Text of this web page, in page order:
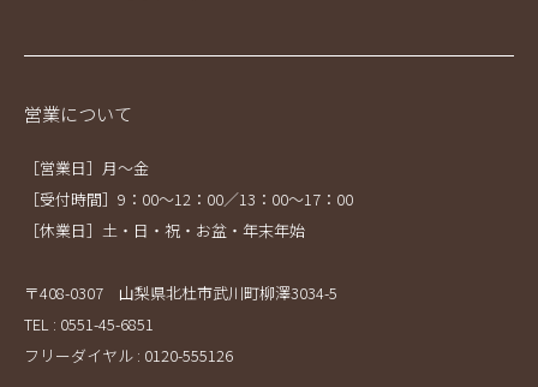
営業について
［営業日］月～金
［受付時間］9：00～12：00／13：00～17：00
［休業日］土・日・祝・お盆・年末年始
〒408-0307 山梨県北杜市武川町柳澤3034-5
TEL : 0551-45-6851
フリーダイヤル : 0120-555126